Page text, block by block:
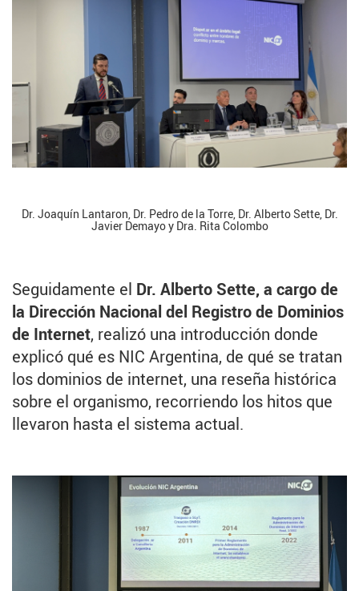
Dr. Joaquín Lantaron, Dr. Pedro de la Torre, Dr. Alberto Sette, Dr.
Javier Demayo y Dra. Rita Colombo
Seguidamente el Dr. Alberto Sette, a cargo de
la Dirección Nacional del Registro de Dominios
de Internet, realizó una introducción donde
explicó qué es NIC Argentina, de qué se tratan
los dominios de internet, una reseña histórica
sobre el organismo, recorriendo los hitos que
llevaron hasta el sistema actual.